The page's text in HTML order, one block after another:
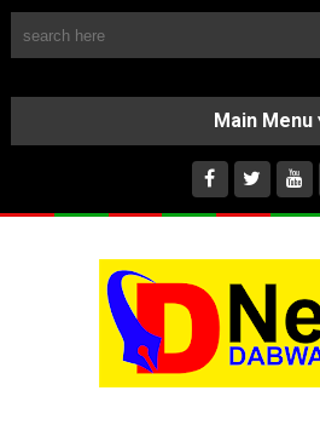
HOME
ABOUT US
INSTAGRAM